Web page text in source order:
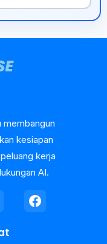
kesiapan
kerja
AI.